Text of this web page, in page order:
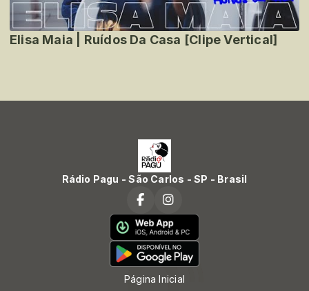
Elisa Maia | Ruídos Da Casa [Clipe Vertical]
Rádio Pagu - São Carlos - SP - Brasil
Página Inicial